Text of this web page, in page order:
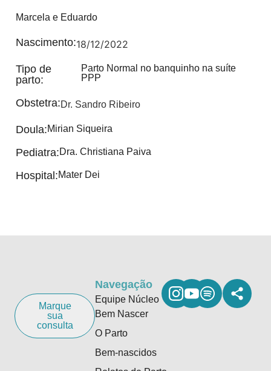
Marcela e Eduardo
Nascimento:18/12/2022
Tipo de
parto:
Parto Normal no banquinho na suíte
PPP
Obstetra:Dr. Sandro Ribeiro
Doula:Mirian Siqueira
Pediatra:Dra. Christiana Paiva
Hospital:Mater Dei
Marque
sua
consulta
Navegação
Equipe Núcleo
Bem Nascer
O Parto
Bem-nascidos